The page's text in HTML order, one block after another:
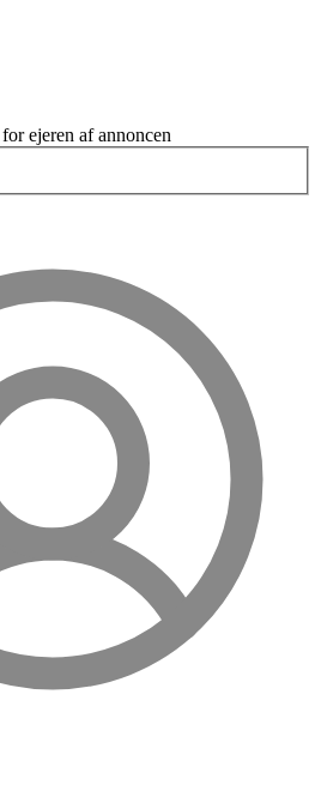
ejeren af annoncen